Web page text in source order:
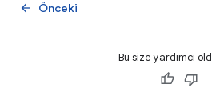
Önceki
arrow_back
Bu size yardımcı